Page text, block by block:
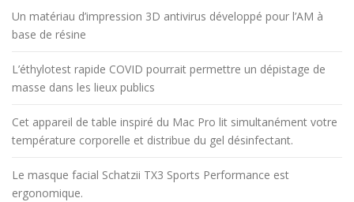
Un matériau d’impression 3D antivirus développé pour l’AM à
base de résine
L’éthylotest rapide COVID pourrait permettre un dépistage de
masse dans les lieux publics
Cet appareil de table inspiré du Mac Pro lit simultanément votre
température corporelle et distribue du gel désinfectant.
Le masque facial Schatzii TX3 Sports Performance est
ergonomique.